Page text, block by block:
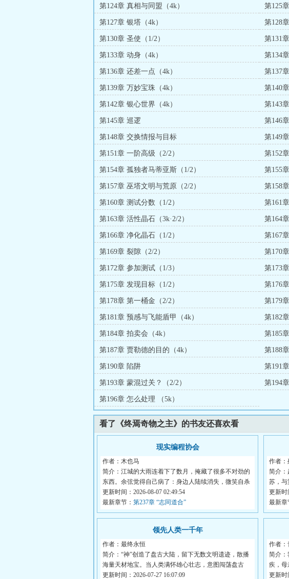
第124章 真相与同盟（4k） 第125
第127章 银塔（4k） 第128
第130章 圣使（1/2） 第131
第133章 动身（4k） 第134
第136章 还差一点（4k） 第137
第139章 万妙宝珠（4k） 第140
第142章 银心世界（4k） 第143
第145章 巡逻 第146
第148章 交换情报与目标 第149
第151章 一阶高级（2/2） 第152
第154章 孤独者马蒂亚斯（1/2） 第155
第157章 巫塔文明与荒原（2/2） 第158
第160章 测试分数（1/2） 第161
第163章 活性晶石（3k·2/2） 第164
第166章 净化晶石（1/2） 第167
第169章 裂隙（2/2） 第170
第172章 参加测试（1/3） 第173
第175章 发现目标（1/2） 第176
第178章 第一桶金（2/2） 第179
第181章 预感与飞能盾甲（4k） 第182
第184章 拍卖会（4k） 第185
第187章 贾勒德的目的（4k） 第188
第190章 陷阱 第191
第193章 蒙混过关？（2/2） 第194
第196章 怎么处理 （5k）
看了《终焉奇物之主》的书友还喜欢看
现实编程协会
作者：木也马
简介：江城的大雨连着下了数月，掩藏了很多不对劲的
东西。余弦觉得自己病了：身边人陆续消失，微笑自杀
案...
更新时间：2026-08-07 02:49:54
最新章节： 第237章 “志同道合”
作者：
简介：
苏，与
轮...
更新时
最新章
领先人类一千年
作者：最终永恒
简介：“神”创造了盘古大陆，留下无数文明遗迹，散播
海量天材地宝。当人类满怀雄心壮志，意图闯荡盘古
大...
更新时间：2026-07-27 16:07:09
作者：
简介：
疾，母
更新时